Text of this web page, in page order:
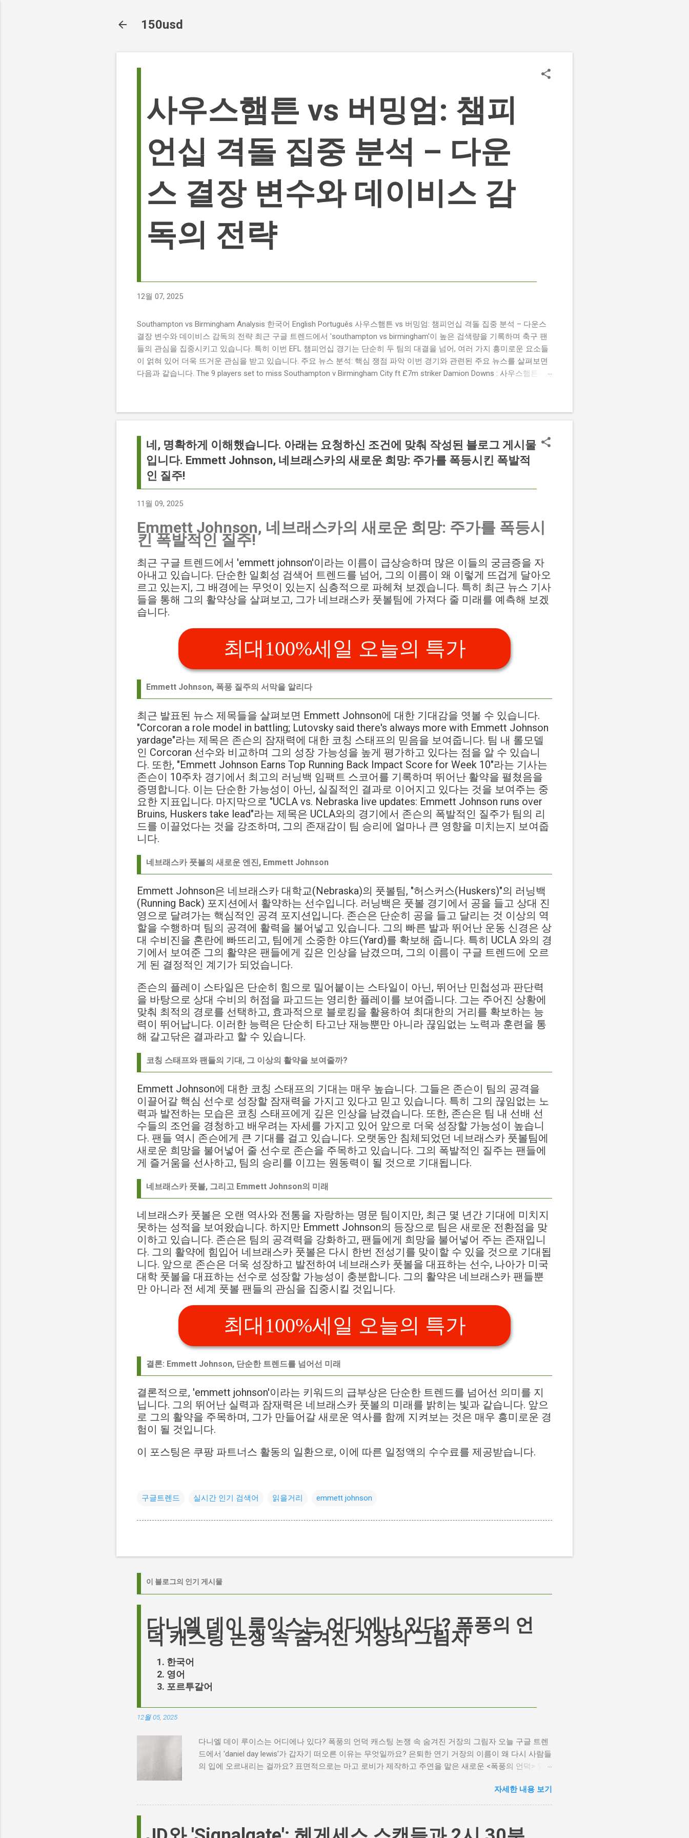
150usd
사우스햄튼 vs 버밍엄: 챔피
언십 격돌 집중 분석 – 다운
스 결장 변수와 데이비스 감
독의 전략
12월 07, 2025
Southampton vs Birmingham Analysis 한국어 English Português 사우스햄튼 vs 버밍엄: 챔피언십 격돌 집중 분석 – 다운스
결장 변수와 데이비스 감독의 전략 최근 구글 트렌드에서 'southampton vs birmingham'이 높은 검색량을 기록하며 축구 팬
들의 관심을 집중시키고 있습니다. 특히 이번 EFL 챔피언십 경기는 단순히 두 팀의 대결을 넘어, 여러 가지 흥미로운 요소들
이 얽혀 있어 더욱 뜨거운 관심을 받고 있습니다. 주요 뉴스 분석: 핵심 쟁점 파악 이번 경기와 관련된 주요 뉴스를 살펴보면
다음과 같습니다. The 9 players set to miss Southampton v Birmingham City ft £7m striker Damion Downs : 사우스햄튼과
경기 당일 실시간 스코어 업데이트를 제공하는 뉴스로, 팬들의 높은 관심도를 반영합니다. Chris Davies: Birmingham City
boss says his side have to try to "be themselves" away from home : 버밍엄 시티의 크리스 데이비스 감독은 원정 경기에서
팀 고유의 색깔을 유지하는 것이 중요하다고 강조했습니다. ...
네, 명확하게 이해했습니다. 아래는 요청하신 조건에 맞춰 작성된 블로그 게시물
입니다. Emmett Johnson, 네브래스카의 새로운 희망: 주가를 폭등시킨 폭발적
인 질주!
11월 09, 2025
Emmett Johnson, 네브래스카의 새로운 희망: 주가를 폭등시
킨 폭발적인 질주!
최근 구글 트렌드에서 'emmett johnson'이라는 이름이 급상승하며 많은 이들의 궁금증을 자
아내고 있습니다. 단순한 일회성 검색어 트렌드를 넘어, 그의 이름이 왜 이렇게 뜨겁게 달아오
르고 있는지, 그 배경에는 무엇이 있는지 심층적으로 파헤쳐 보겠습니다. 특히 최근 뉴스 기사
들을 통해 그의 활약상을 살펴보고, 그가 네브래스카 풋볼팀에 가져다 줄 미래를 예측해 보겠
습니다.
최대100%세일 오늘의 특가
Emmett Johnson, 폭풍 질주의 서막을 알리다
최근 발표된 뉴스 제목들을 살펴보면 Emmett Johnson에 대한 기대감을 엿볼 수 있습니다.
"Corcoran a role model in battling; Lutovsky said there's always more with Emmett Johnson
yardage"라는 제목은 존슨의 잠재력에 대한 코칭 스태프의 믿음을 보여줍니다. 팀 내 롤모델
인 Corcoran 선수와 비교하며 그의 성장 가능성을 높게 평가하고 있다는 점을 알 수 있습니
다. 또한, "Emmett Johnson Earns Top Running Back Impact Score for Week 10"라는 기사는
존슨이 10주차 경기에서 최고의 러닝백 임팩트 스코어를 기록하며 뛰어난 활약을 펼쳤음을
증명합니다. 이는 단순한 가능성이 아닌, 실질적인 결과로 이어지고 있다는 것을 보여주는 중
요한 지표입니다. 마지막으로 "UCLA vs. Nebraska live updates: Emmett Johnson runs over
Bruins, Huskers take lead"라는 제목은 UCLA와의 경기에서 존슨의 폭발적인 질주가 팀의 리
드를 이끌었다는 것을 강조하며, 그의 존재감이 팀 승리에 얼마나 큰 영향을 미치는지 보여줍
니다.
네브래스카 풋볼의 새로운 엔진, Emmett Johnson
Emmett Johnson은 네브래스카 대학교(Nebraska)의 풋볼팀, "허스커스(Huskers)"의 러닝백
(Running Back) 포지션에서 활약하는 선수입니다. 러닝백은 풋볼 경기에서 공을 들고 상대 진
영으로 달려가는 핵심적인 공격 포지션입니다. 존슨은 단순히 공을 들고 달리는 것 이상의 역
할을 수행하며 팀의 공격에 활력을 불어넣고 있습니다. 그의 빠른 발과 뛰어난 운동 신경은 상
대 수비진을 혼란에 빠뜨리고, 팀에게 소중한 야드(Yard)를 확보해 줍니다. 특히 UCLA 와의 경
기에서 보여준 그의 활약은 팬들에게 깊은 인상을 남겼으며, 그의 이름이 구글 트렌드에 오르
게 된 결정적인 계기가 되었습니다.
존슨의 플레이 스타일은 단순히 힘으로 밀어붙이는 스타일이 아닌, 뛰어난 민첩성과 판단력
을 바탕으로 상대 수비의 허점을 파고드는 영리한 플레이를 보여줍니다. 그는 주어진 상황에
맞춰 최적의 경로를 선택하고, 효과적으로 블로킹을 활용하여 최대한의 거리를 확보하는 능
력이 뛰어납니다. 이러한 능력은 단순히 타고난 재능뿐만 아니라 끊임없는 노력과 훈련을 통
해 갈고닦은 결과라고 할 수 있습니다.
코칭 스태프와 팬들의 기대, 그 이상의 활약을 보여줄까?
Emmett Johnson에 대한 코칭 스태프의 기대는 매우 높습니다. 그들은 존슨이 팀의 공격을
이끌어갈 핵심 선수로 성장할 잠재력을 가지고 있다고 믿고 있습니다. 특히 그의 끊임없는 노
력과 발전하는 모습은 코칭 스태프에게 깊은 인상을 남겼습니다. 또한, 존슨은 팀 내 선배 선
수들의 조언을 경청하고 배우려는 자세를 가지고 있어 앞으로 더욱 성장할 가능성이 높습니
다. 팬들 역시 존슨에게 큰 기대를 걸고 있습니다. 오랫동안 침체되었던 네브래스카 풋볼팀에
새로운 희망을 불어넣어 줄 선수로 존슨을 주목하고 있습니다. 그의 폭발적인 질주는 팬들에
게 즐거움을 선사하고, 팀의 승리를 이끄는 원동력이 될 것으로 기대됩니다.
네브래스카 풋볼, 그리고 Emmett Johnson의 미래
네브래스카 풋볼은 오랜 역사와 전통을 자랑하는 명문 팀이지만, 최근 몇 년간 기대에 미치지
못하는 성적을 보여왔습니다. 하지만 Emmett Johnson의 등장으로 팀은 새로운 전환점을 맞
이하고 있습니다. 존슨은 팀의 공격력을 강화하고, 팬들에게 희망을 불어넣어 주는 존재입니
다. 그의 활약에 힘입어 네브래스카 풋볼은 다시 한번 전성기를 맞이할 수 있을 것으로 기대됩
니다. 앞으로 존슨은 더욱 성장하고 발전하여 네브래스카 풋볼을 대표하는 선수, 나아가 미국
대학 풋볼을 대표하는 선수로 성장할 가능성이 충분합니다. 그의 활약은 네브래스카 팬들뿐
만 아니라 전 세계 풋볼 팬들의 관심을 집중시킬 것입니다.
최대100%세일 오늘의 특가
결론: Emmett Johnson, 단순한 트렌드를 넘어선 미래
결론적으로, 'emmett johnson'이라는 키워드의 급부상은 단순한 트렌드를 넘어선 의미를 지
닙니다. 그의 뛰어난 실력과 잠재력은 네브래스카 풋볼의 미래를 밝히는 빛과 같습니다. 앞으
로 그의 활약을 주목하며, 그가 만들어갈 새로운 역사를 함께 지켜보는 것은 매우 흥미로운 경
험이 될 것입니다.
이 포스팅은 쿠팡 파트너스 활동의 일환으로, 이에 따른 일정액의 수수료를 제공받습니다.
구글트렌드 실시간 인기 검색어 읽을거리 emmett johnson
이 블로그의 인기 게시물
다니엘 데이 루이스는 어디에나 있다? 폭풍의 언
덕 캐스팅 논쟁 속 숨겨진 거장의 그림자
한국어
영어
포르투갈어
12월 05, 2025
다니엘 데이 루이스는 어디에나 있다? 폭풍의 언덕 캐스팅 논쟁 속 숨겨진 거장의 그림자 오늘 구글 트렌
드에서 'daniel day lewis'가 갑자기 떠오른 이유는 무엇일까요? 은퇴한 연기 거장의 이름이 왜 다시 사람들
의 입에 오르내리는 걸까요? 표면적으로는 마고 로비가 제작하고 주연을 맡은 새로운 <폭풍의 언덕> 영
향한 끊임없는 열망이 숨겨져 있습니다. Photo by Plufow Le Studio on Unsplash 폭풍의 언덕, 그리고 캐
스팅 논쟁의 불씨 최근 몇 주 동안 영화계는 마고 로비의 <폭풍의 언덕> 리메이크 소식으로 뜨거웠습니다.
다. 일부에서는 엘로디의 이미지가 원작 속 히스클리프와는 다소 거리가 있다는 의견을 제시하며 캐스팅
자세한 내용 보기